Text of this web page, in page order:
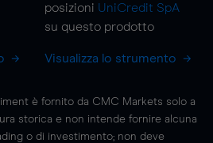
posizioni UniCredit SpA
su questo prodotto
Visualizza lo strumento
è fornito da CMC Markets solo a
storica e non intende fornire alcuna
o di investimento; non deve